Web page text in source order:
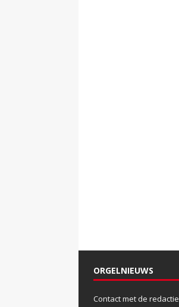
ORGELNIEUWS
Contact met de redactie